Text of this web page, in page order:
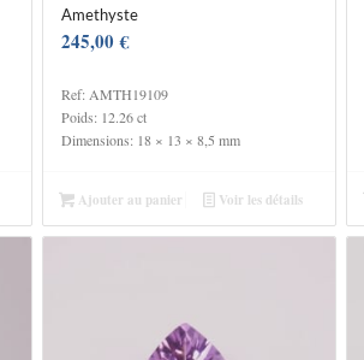
Amethyste
245,00€
Ref: AMTH19109
Poids: 12.26 ct
Dimensions: 18 × 13 × 8,5 mm
Ajouter au panier Voir les détails